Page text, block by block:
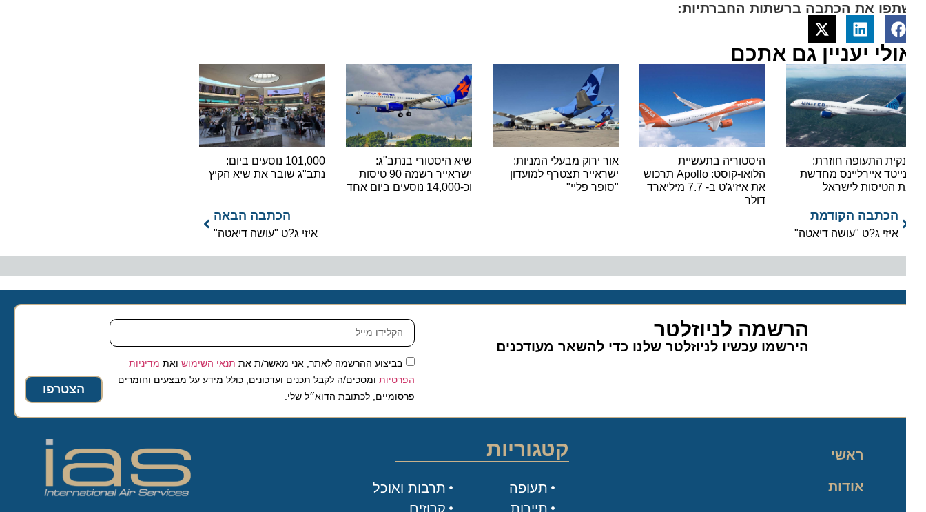
את הכתבה ברשתות החברתיות:
יעניין גם אתכם
התעופה חוזרת:
איירליינס מחדשת
הטיסות לישראל
היסטוריה בתעשיית
הלואו-קוסט: Apollo תרכוש
את איזיג'ט ב- 7.7 מיליארד
דולר
אור ירוק מבעלי המניות:
ישראייר תצטרף למועדון
"סופר פליי"
שיא היסטורי בנתב"ג:
ישראייר רשמה 90 טיסות
101,000 נוסעים ביום:
נתב"ג שובר את שיא הקיץ
הכתבה הקודמת
איזי ג?ט "עושה דיאטה"
הכתבה הבאה
איזי ג?ט "עושה דיאטה"
הרשמה לניוזלטר
הירשמו עכשיו לניוזלטר שלנו כדי להשאר מעודכנים
בביצוע ההרשמה לאתר, אני מאשר/ת אתתנאי השימושואת מדיניות
הפרטיותומסכים/ה לקבל תכנים ועדכונים, כולל מידע על מבצעים וחומרים
פרסומיים, לכתובת הדוא״ל שלי.
הצטרפו
ראשי
אודות
קטגוריות
תעופה
תיירות
תרבות ואוכל
קרוזים